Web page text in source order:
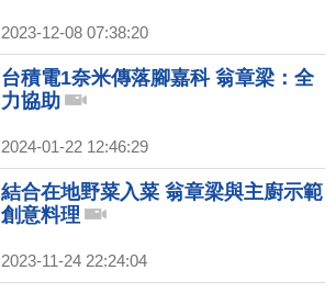
2023-12-08 07:38:20
台積電1奈米傳落腳嘉科 翁章梁：全
力協助
2024-01-22 12:46:29
結合在地野菜入菜 翁章梁與主廚示範
創意料理
2023-11-24 22:24:04